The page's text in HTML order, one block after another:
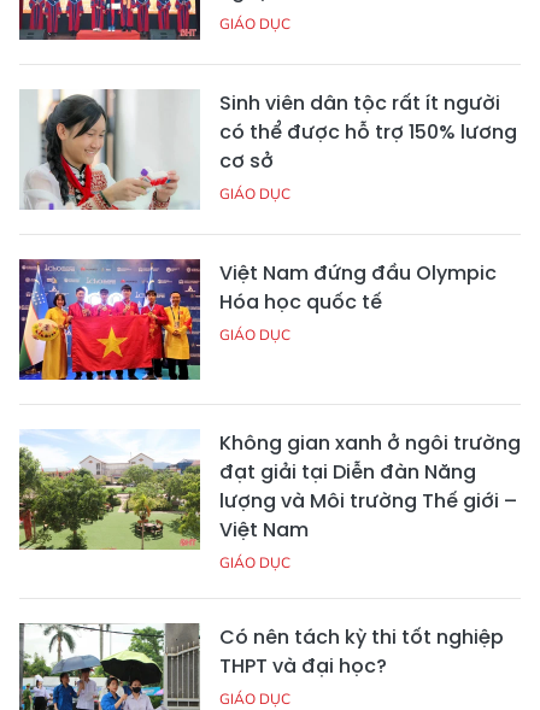
GIÁO DỤC
Sinh viên dân tộc rất ít người
có thể được hỗ trợ 150% lương
cơ sở
GIÁO DỤC
Việt Nam đứng đầu Olympic
Hóa học quốc tế
GIÁO DỤC
Không gian xanh ở ngôi trường
đạt giải tại Diễn đàn Năng
lượng và Môi trường Thế giới –
Việt Nam
GIÁO DỤC
Có nên tách kỳ thi tốt nghiệp
THPT và đại học?
GIÁO DỤC